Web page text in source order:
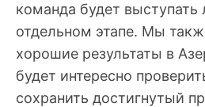
команда будет
отдельном этапе. Мы
хорошие результаты в
будет интересно
сохранить достигнутый